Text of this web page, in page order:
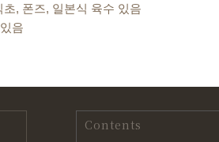
, 폰즈, 일본식 육수 있음
음
Contents